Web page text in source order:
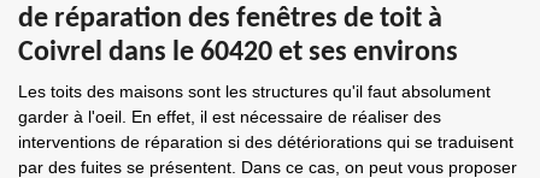
de réparation des fenêtres de toit à
Coivrel dans le 60420 et ses environs
Les toits des maisons sont les structures qu'il faut absolument
garder à l'oeil. En effet, il est nécessaire de réaliser des
interventions de réparation si des détériorations qui se traduisent
par des fuites se présentent. Dans ce cas, on peut vous proposer